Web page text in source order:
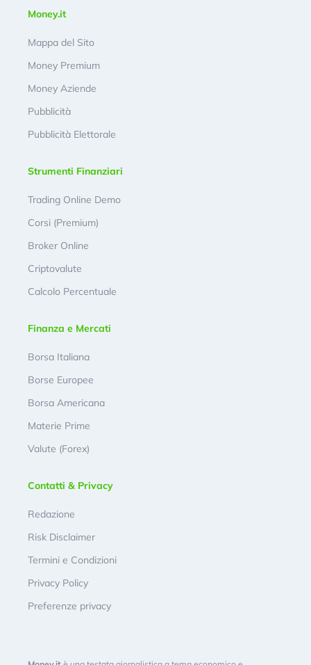
Money.it
Mappa del Sito
Money Premium
Money Aziende
Pubblicità
Pubblicità Elettorale
Strumenti Finanziari
Trading Online Demo
Corsi (Premium)
Broker Online
Criptovalute
Calcolo Percentuale
Finanza e Mercati
Borsa Italiana
Borse Europee
Borsa Americana
Materie Prime
Valute (Forex)
Contatti & Privacy
Redazione
Risk Disclaimer
Termini e Condizioni
Privacy Policy
Preferenze privacy